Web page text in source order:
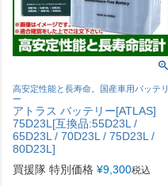
高安定性能と長寿命。国産車用バッテリ
ー
アトラス バッテリー[ATLAS]
75D23L[互換品:55D23L /
65D23L / 70D23L / 75D23L /
80D23L]
買援隊 特別価格 ¥9,300税込